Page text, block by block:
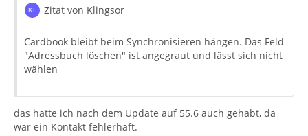
Zitat von Klingsor
Cardbook bleibt beim Synchronisieren hängen. Das Feld
"Adressbuch löschen" ist angegraut und lässt sich nicht
wählen
das hatte ich nach dem Update auf 55.6 auch gehabt, da
war ein Kontakt fehlerhaft.